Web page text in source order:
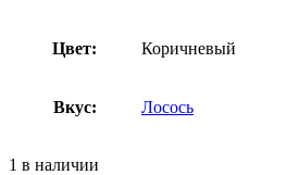
Цвет: Коричневый
Вкус: Лосось
1 в наличии